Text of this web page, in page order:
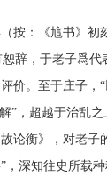
按：《訄书》初
恕辞，于老子爲
价。至于庄子，
”，超越于治乱之
论衡》，对老子
，深知往史所载